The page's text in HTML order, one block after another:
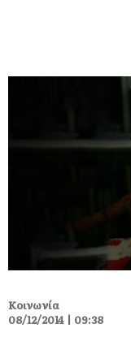
Κοινωνία
08/12/2014 | 09:38